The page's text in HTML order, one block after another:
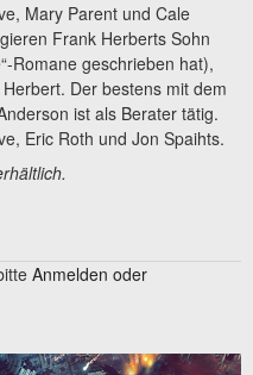
Mary Parent und Cale
Frank Herberts Sohn
Romane geschrieben hat),
Der bestens mit dem
ist als Berater tätig.
Eric Roth und Jon Spaihts.
Anmelden oder